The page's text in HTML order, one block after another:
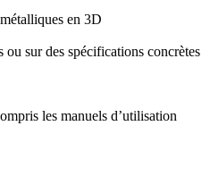
en 3D
ou sur des spécifications concrètes
les manuels d’utilisation